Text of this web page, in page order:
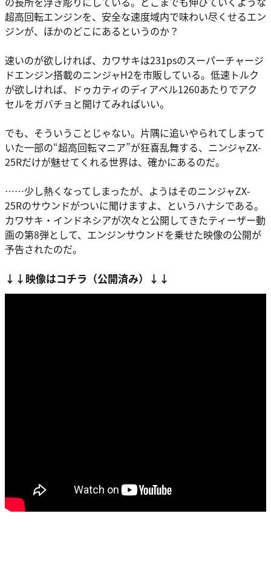
超高回転エンジンを、安全な速度域内で味わい尽くせるエン
ジンが、ほかのどこにあるというのか？
速いのが欲しければ、カワサキは231psのスーパーチャージ
ドエンジン搭載のニンジャH2を市販している。低速トルク
が欲しければ、ドゥカティのディアベル1260あたりでアク
セルをガバチョと開けてみればいい。
でも、そういうことじゃない。片隅に追いやられてしまって
いた一部の“超高回転マニア”が狂喜乱舞する、ニンジャZX-
25Rだけが魅せてくれる世界は、確かにあるのだ。
……少し熱くなってしまったが、ようはそのニンジャZX-
25Rのサウンドがついに聞けますよ、というハナシである。
カワサキ・インドネシアが次々と公開してきたティーザー動
画の第8弾として、エンジンサウンドを乗せた映像の公開が
予告されたのだ。
↓↓映像はコチラ（公開済み）↓↓